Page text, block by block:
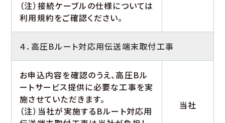
（注）接続ケーブルの仕様については
利用規約をご確認ください。
４．高圧Bルート対応用伝送端末取付工事
お申込内容を確認のうえ、高圧Bル
ートサービス提供に必要な工事を実
施させていただきます。
（注）当社が実施するBルート対応用
当社